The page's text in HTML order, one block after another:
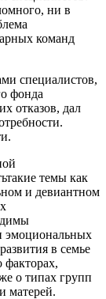
ни в
команд
специалистов,
фонда
отказов, дал
темы как
и девиантном
эмоциональных
в семье
о типах групп
матерей.